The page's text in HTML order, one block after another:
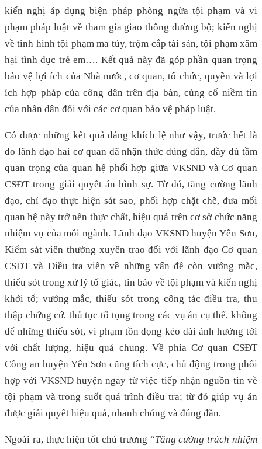
kiến nghị áp dụng biện pháp phòng ngừa tội phạm và vi
phạm pháp luật về tham gia giao thông đường bộ; kiến nghị
về tình hình tội phạm ma túy, trộm cắp tài sản, tội phạm xâm
hại tình dục trẻ em…. Kết quả này đã góp phần quan trọng
bảo vệ lợi ích của Nhà nước, cơ quan, tổ chức, quyền và lợi
ích hợp pháp của công dân trên địa bàn, củng cố niềm tin
của nhân dân đối với các cơ quan bảo vệ pháp luật.
Có được những kết quả đáng khích lệ như vậy, trước hết là
do lãnh đạo hai cơ quan đã nhận thức đúng đắn, đầy đủ tầm
quan trọng của quan hệ phối hợp giữa VKSND và Cơ quan
CSĐT trong giải quyết án hình sự. Từ đó, tăng cường lãnh
đạo, chỉ đạo thực hiện sát sao, phối hợp chặt chẽ, đưa mối
quan hệ này trở nên thực chất, hiệu quả trên cơ sở chức năng
nhiệm vụ của mỗi ngành. Lãnh đạo VKSND huyện Yên Sơn,
Kiểm sát viên thường xuyên trao đổi với lãnh đạo Cơ quan
CSĐT và Điều tra viên về những vấn đề còn vướng mắc,
thiếu sót trong xử lý tố giác, tin báo về tội phạm và kiến nghị
khởi tố; vướng mắc, thiếu sót trong công tác điều tra, thu
thập chứng cứ, thủ tục tố tụng trong các vụ án cụ thể, không
để những thiếu sót, vi phạm tồn đọng kéo dài ảnh hưởng tới
với chất lượng, hiệu quả chung. Về phía Cơ quan CSĐT
Công an huyện Yên Sơn cũng tích cực, chủ động trong phối
hợp với VKSND huyện ngay từ việc tiếp nhận nguồn tin về
tội phạm và trong suốt quá trình điều tra; từ đó giúp vụ án
được giải quyết hiệu quả, nhanh chóng và đúng đắn.
Ngoài ra, thực hiện tốt chủ trương “Tăng cường trách nhiệm